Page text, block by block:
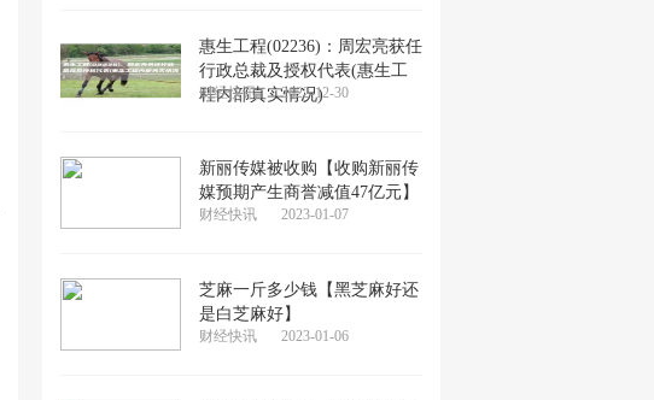
惠生工程(02236)：周宏亮获任
行政总裁及授权代表(惠生工
程内部真实情况)
财经快讯 2022-12-30
新丽传媒被收购【收购新丽传
媒预期产生商誉减值47亿元】
财经快讯 2023-01-07
芝麻一斤多少钱【黑芝麻好还
是白芝麻好】
财经快讯 2023-01-06